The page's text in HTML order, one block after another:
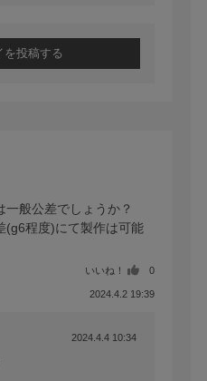
を投稿する
一般公差でしょうか？
(g6程度)にて製作は可能
いいね！ 0
2024.4.2 19:39
2024.4.4 10:34